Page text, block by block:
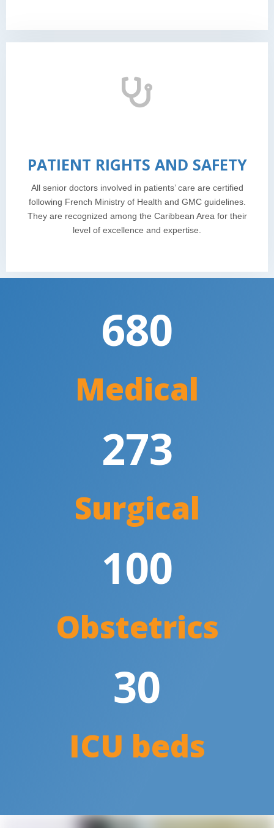
PATIENT RIGHTS AND SAFETY
All senior doctors involved in patients’ care are certified
following French Ministry of Health and GMC guidelines.
They are recognized among the Caribbean Area for their
level of excellence and expertise.
680
Medical
273
Surgical
100
Obstetrics
30
ICU beds